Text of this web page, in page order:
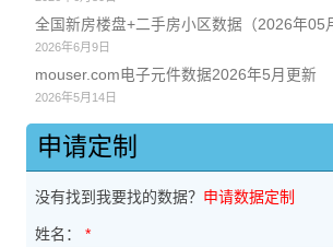
全国新房楼盘+二手房小区数据（2026年05
2026年6月9日
mouser.com电子元件数据2026年5月更新
2026年5月14日
申请定制
没有找到我要找的数据？ 申请数据定制
姓名： *